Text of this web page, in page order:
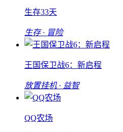
生存33天
生存 · 冒险
王国保卫战6：新启程
放置挂机 · 益智
QQ农场